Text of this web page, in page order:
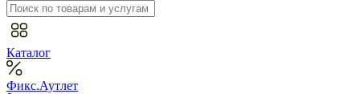
Каталог
Фикс.Аутлет